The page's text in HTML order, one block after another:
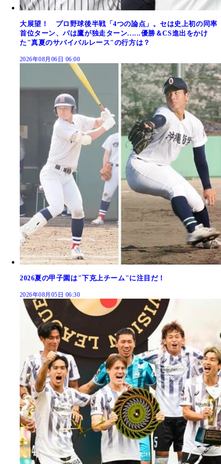
大展望！ プロ野球後半戦「4つの論点」。セは史上初の同率
首位ターン、パは鷹が独走ターン......優勝＆CS進出をかけ
た"真夏のサバイバルレース"の行方は？
2026年08月06日 06:00
2026夏の甲子園は"下克上チーム"に注目だ！
2026年08月05日 06:30